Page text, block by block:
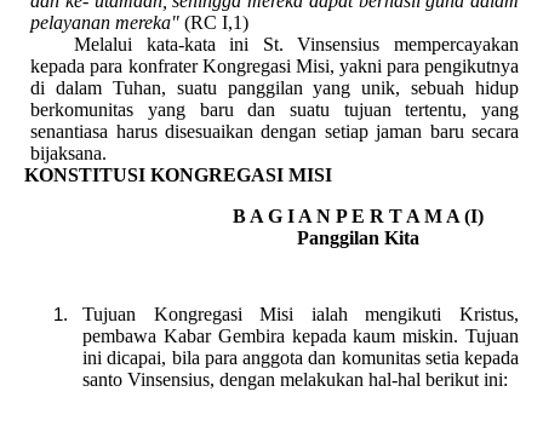
pelayanan mereka"(RC I,1)
Melalui kata-kata ini St. Vinsensius mempercayakan
kepada para konfrater Kongregasi Misi, yakni para pengikutnya
di dalam Tuhan, suatu panggilan yang unik, sebuah hidup
berkomunitas yang baru dan suatu tujuan tertentu, yang
senantiasa harus disesuaikan dengan setiap jaman baru secara
bijaksana.
KONSTITUSI KONGREGASI MISI
B A G I A N P E R T A M A (I)
Panggilan Kita
Tujuan Kongregasi Misi ialah mengikuti Kristus,
pembawa Kabar Gembira kepada kaum miskin. Tujuan
ini dicapai, bila para anggota dan komunitas setia kepada
santo Vinsensius, dengan melakukan hal-hal berikut ini: